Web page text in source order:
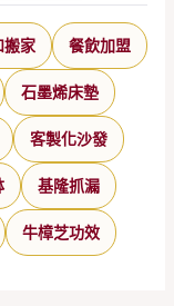
搬家 餐飲加盟
石墨烯床墊
客製化沙發
基隆抓漏
牛樟芝功效